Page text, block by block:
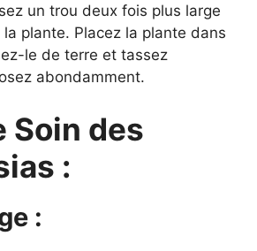
un trou deux fois plus large
plante. Placez la plante dans
le de terre et tassez
abondamment.
Soin des
:
: